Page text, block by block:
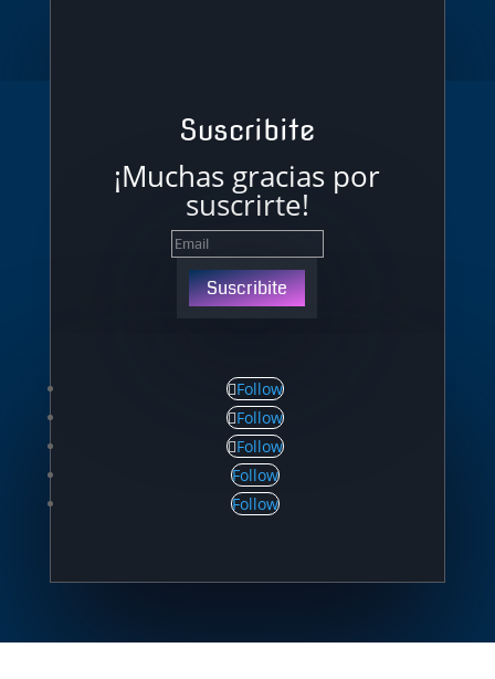
Suscribite
¡Muchas gracias por
suscrirte!
Suscribite
Follow
Follow
Follow
Follow
Follow